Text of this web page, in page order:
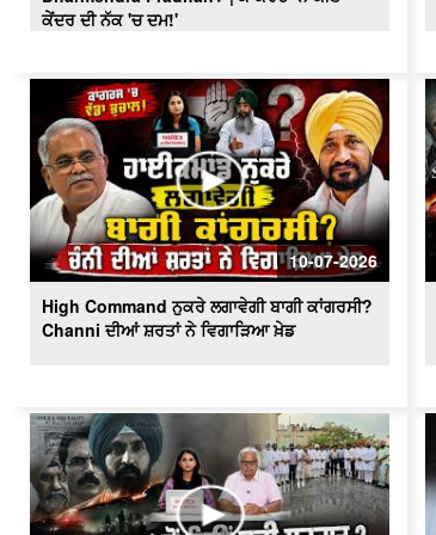
ਕੇਂਦਰ ਦੀ ਨੱਕ 'ਚ ਦਮ!'
10-07-2026
High Command ਨੁਕਰੇ ਲਗਾਵੇਗੀ ਬਾਗੀ ਕਾਂਗਰਸੀ?
Channi ਦੀਆਂ ਸ਼ਰਤਾਂ ਨੇ ਵਿਗਾੜਿਆ ਖ਼ੇਡ